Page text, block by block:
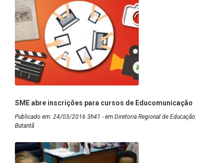
SME abre inscrições para cursos de Educomunicação
Publicado em: 24/03/2016 3h41 - em Diretoria Regional de Educação
Butantã